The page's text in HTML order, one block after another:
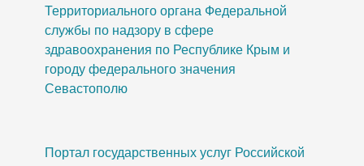
Территориального органа Федеральной
службы по надзору в сфере
здравоохранения по Республике Крым и
городу федерального значения
Севастополю
Портал государственных услуг Российской